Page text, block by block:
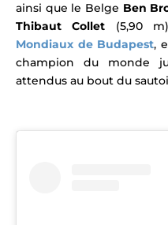
ainsi que le Belge Ben
Thibaut Collet (5,90
Mondiaux de Budapest,
champion du monde
attendus au bout du